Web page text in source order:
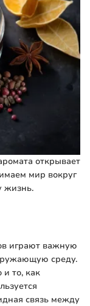
открывает
мир вокруг
жизнь.
играют важную
среду.
то, как
связь между